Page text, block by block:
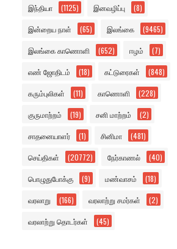
இந்தியா (1125) இனவழிப்பு (8)
இன்றைய நாள் (65) இலங்கை (9465)
இலங்கை காணொளி (652) ஈழம் (7)
எண் ஜோதிடம் (18) கட்டுரைகள் (848)
கரும்புலிகள் (11) காணொளி (228)
குருமாற்றம் (19) சனி மாற்றம் (2)
சாதனையாளர் (1) சினிமா (481)
செய்திகள் (20772) நேர்காணல் (40)
பொழுதுபோக்கு (9) மண்வாசம் (18)
வரலாறு (166) வரலாற்று சமர்கள் (2)
வரலாற்று தொடர்கள் (45)